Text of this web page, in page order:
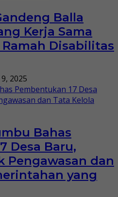
Balla
Kerja Sama
Disabilitas
2025
Bahas
Desa Baru,
Pengawasan dan
yang